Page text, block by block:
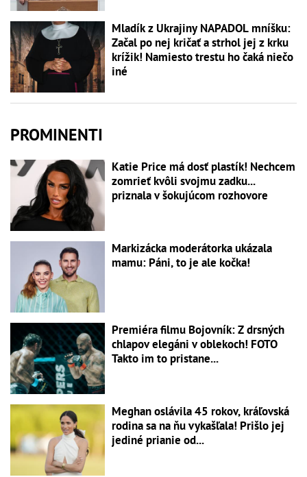
Mladík z Ukrajiny NAPADOL mníšku:
Začal po nej kričať a strhol jej z krku
krížik! Namiesto trestu ho čaká niečo
iné
PROMINENTI
Katie Price má dosť plastík! Nechcem
zomrieť kvôli svojmu zadku...
priznala v šokujúcom rozhovore
Markizácka moderátorka ukázala
mamu: Páni, to je ale kočka!
Premiéra filmu Bojovník: Z drsných
chlapov elegáni v oblekoch! FOTO
Takto im to pristane...
Meghan oslávila 45 rokov, kráľovská
rodina sa na ňu vykašľala! Prišlo jej
jediné prianie od...